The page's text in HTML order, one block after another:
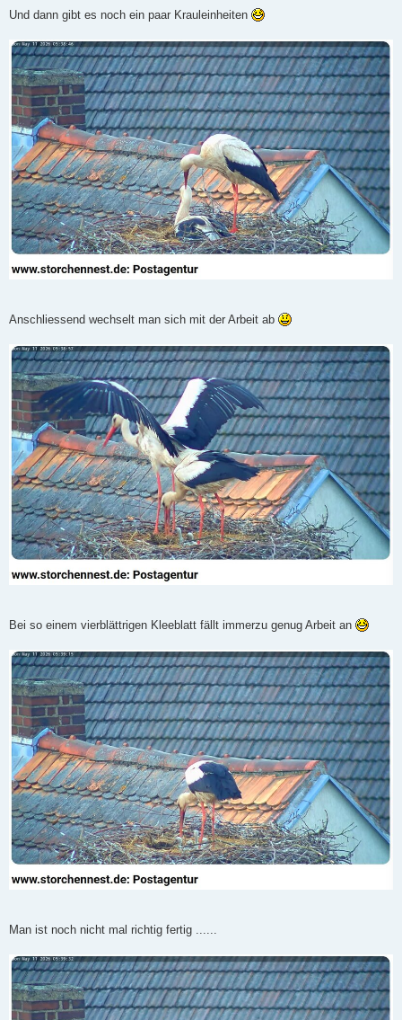
Und dann gibt es noch ein paar Krauleinheiten
Anschliessend wechselt man sich mit der Arbeit ab
Bei so einem vierblättrigen Kleeblatt fällt immerzu genug Arbeit an
Man ist noch nicht mal richtig fertig ......